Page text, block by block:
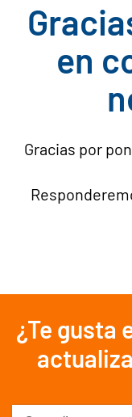
en
Gracias por
¿Te gusta
Correo